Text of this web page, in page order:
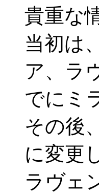
貴重な
当初は
ア、ラ
でにミ
その後
に変更
ラヴェ